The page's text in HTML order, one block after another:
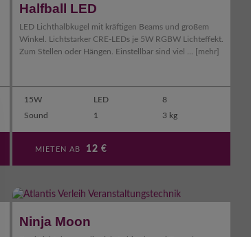
Halfball LED
LED Lichthalbkugel mit kräftigen Beams und großem
Winkel. Lichtstarker CRE-LEDs je 5W RGBW Lichteffekt.
Zum Stellen oder Hängen. Einstellbar sind viel ...
[mehr]
15W LED
8
Sound
1 3 kg
MIETEN AB 12 €
Ninja Moon